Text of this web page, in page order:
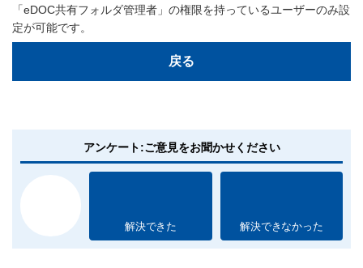
「eDOC共有フォルダ管理者」の権限を持っているユーザーのみ設
定が可能です。
戻る
アンケート:ご意見をお聞かせください
解決できた 解決できなかった